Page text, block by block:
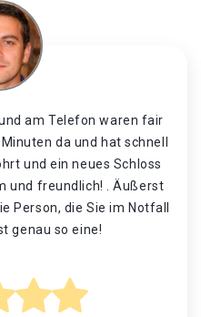
am Telefon waren fair
da und hat schnell
und ein neues Schloss
und freundlich! . Äußerst
Person, die Sie im Notfall
genau so eine!